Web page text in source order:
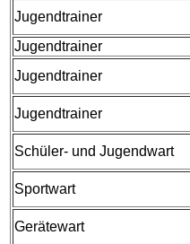
Jugendtrainer
Jugendtrainer
Jugendtrainer
Jugendtrainer
Schüler- und Jugendwart
Sportwart
Gerätewart